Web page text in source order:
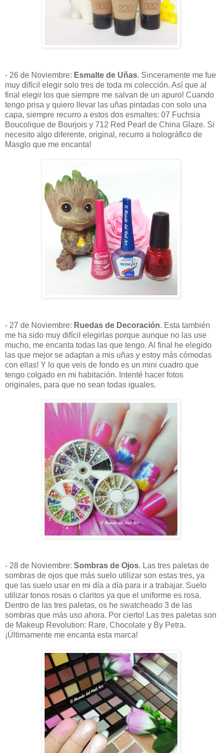
- 26 de Noviembre: Esmalte de Uñas. Sinceramente me fue
muy difícil elegir solo tres de toda mi colección. Así que al
final elegir los que siempre me salvan de un apuro! Cuando
tengo prisa y quiero llevar las uñas pintadas con solo una
capa, siempre recurro a estos dos esmaltes: 07 Fuchsia
Boucolique de Bourjois y 712 Red Pearl de China Glaze. Si
necesito algo diferente, original, recurro a holográfico de
Masglo que me encanta!
- 27 de Noviembre: Ruedas de Decoración. Esta también
me ha sido muy difícil elegirlas porque aunque no las use
mucho, me encanta todas las que tengo. Al final he elegido
las que mejor se adaptan a mis uñas y estoy más cómodas
con ellas! Y lo que veis de fondo es un mini cuadro que
tengo colgado en mi habitación. Intenté hacer fotos
originales, para que no sean todas iguales.
- 28 de Noviembre: Sombras de Ojos. Las tres paletas de
sombras de ojos que más suelo utilizar son estas tres, ya
que las suelo usar en mi día a día para ir a trabajar. Suelo
utilizar tonos rosas o claritos ya que el uniforme es rosa.
Dentro de las tres paletas, os he swatcheado 3 de las
sombras que más uso ahora. Por cierto! Las tres paletas son
de Makeup Revolution: Rare, Chocolate y By Petra.
¡Últimamente me encanta esta marca!